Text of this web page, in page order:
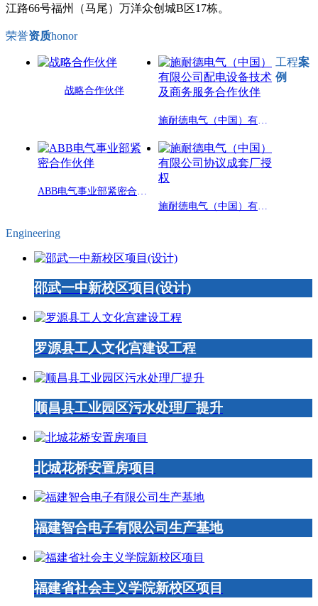
江路66号福州（马尾）万洋众创城B区17栋。
荣誉资质honor
战略合作伙伴
工程案
例
Engineering
邵武一中新校区项目(设计)
罗源县工人文化宫建设工程
顺昌县工业园区污水处理厂提升
北城花桥安置房项目
福建智合电子有限公司生产基地
福建省社会主义学院新校区项目